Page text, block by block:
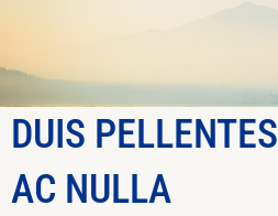
DUIS
AC NULLA